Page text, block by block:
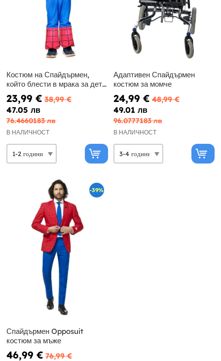
Костюм на Спайдърмен,
който блести в мрака за дете
- Спиди и неговия
свръхотбор
23,99 € 38,99 €
47.05 лв
76.4660183 лв
В НАЛИЧНОСТ
Адаптивен Спайдърмен
костюм за момче
24,99 € 48,99 €
49.01 лв
96.0777183 лв
В НАЛИЧНОСТ
-39%
Спайдърмен Opposuit
костюм за мъже
46,99 € 76,99 €